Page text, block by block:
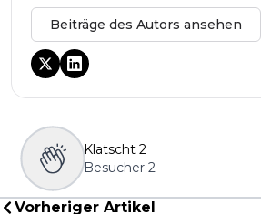
Beiträge des Autors ansehen
Klatscht 2
Besucher 2
Vorheriger Artikel